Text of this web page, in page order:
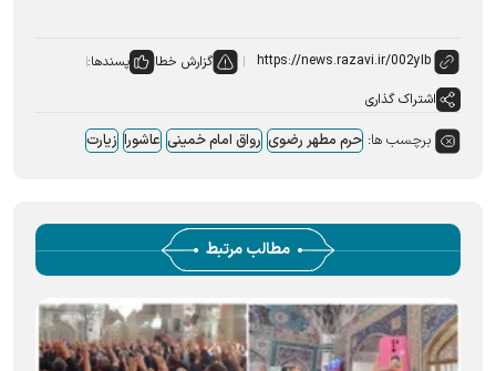
گزارش خطا
پسندها:
اشتراک گذاری
برچسب ها: حرم مطهر رضوی رواق امام خمینی عاشورا زیارت
مطالب مرتبط